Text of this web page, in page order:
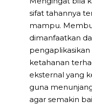
sifat tahannya
mampu.
dimanfaatkan
ketahanan
eksternal yang
guna
agar semakin